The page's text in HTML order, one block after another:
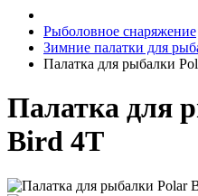
Рыболовное снаряжение
Зимние палатки для
Палатка для рыбалки
Палатка для
Bird 4Т